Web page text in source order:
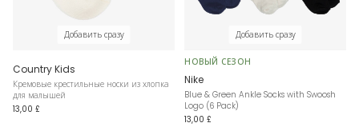
Добавить сразу
Country Kids
Кремовые крестильные носки из хлопка
для малышей
13,00 £
Добавить сразу
НОВЫЙ СЕЗОН
Nike
Blue & Green Ankle Socks with Swoosh
Logo (6 Pack)
13,00 £